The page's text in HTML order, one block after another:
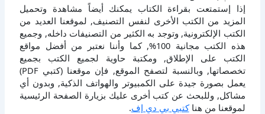
إذا إستمتعت بقراءة الكتاب يمكنك أيضاً مشاهدة وتحميل
المزيد من الكتب الأخرى لنفس التصنيف, لموقعنا العديد من
الكتب الإلكترونية, وتوجد به الكثير من التصنيفات داخله, وجميع
هذه الكتب مجانية 100%, كما وأننا نعتبر من أفضل مواقع
الكتب على الإطلاق, ومكتبة حاوية لجميع الكتب بجميع
تخصصاتها, وبالنسبة لتصفح الموقع, فإن موقعنا (كتبي PDF)
يعمل بصورة جيدة على الكمبيوتر والهواتف الذكية, وبدون أي
مشاكل, وللبحث عن كتب أخرى عليك بزيارة الصفحة الرئيسية
لموقعنا من هناكتبي بي دي إف.